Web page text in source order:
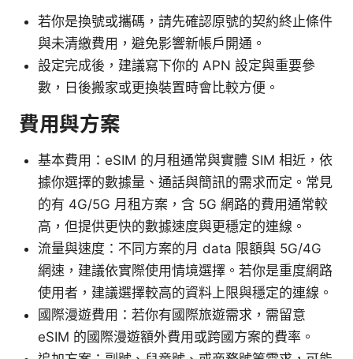
若你是換號或攜碼，請先確認原號的契約終止條件
與未清繳費用，避免影響新帳戶開通。
設定完成後，建議寫下你的 APN 設定與重要參
數，日後搬家或更換裝置時會比較方便。
費用與方案
基本費用：eSIM 的月租通常與實體 SIM 相近，依
據你選擇的數據量、通話與簡訊的需求而定。常見
的有 4G/5G 月租方案，含 5G 網路的費用通常較
高，但提供更快的數據速度與更穩定的連線。
流量與速度：不同方案的月 data 限額與 5G/4G
網速，建議依實際使用情境選擇。若你是重度網路
使用者，建議選擇較高的資料上限與穩定的連線。
國際漫遊費用：若你有國際旅遊需求，需留意
eSIM 的國際漫遊額外費用或跨國方案的費率。